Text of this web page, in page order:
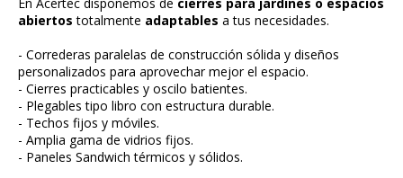
abiertos totalmente adaptables a tus necesidades.
- Correderas paralelas de construcción sólida y diseños
personalizados para aprovechar mejor el espacio.
- Cierres practicables y oscilo batientes.
- Plegables tipo libro con estructura durable.
- Techos fijos y móviles.
- Amplia gama de vidrios fijos.
- Paneles Sandwich térmicos y sólidos.